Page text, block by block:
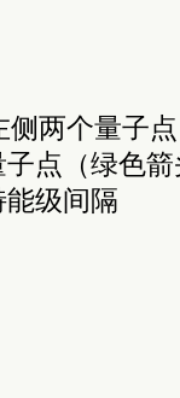
两个量子
点（绿色
能级间隔